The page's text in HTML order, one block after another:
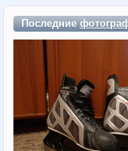
Последние